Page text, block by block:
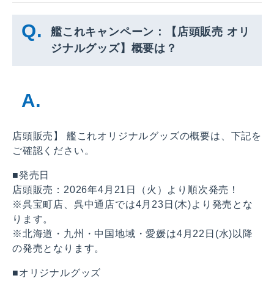
艦これキャンペーン：【店頭販売 オリ
ジナルグッズ】概要は？
店頭販売】 艦これオリジナルグッズの概要は、下記を
ご確認ください。
■発売日
店頭販売：2026年4月21日（火）より順次発売！
※呉宝町店、呉中通店では4月23日(木)より発売とな
ります。
※北海道・九州・中国地域・愛媛は4月22日(水)以降
の発売となります。
■オリジナルグッズ